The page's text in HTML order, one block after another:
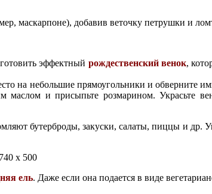
маскарпоне), добавив веточку петрушки и
эффектный рождественский венок,
на небольшие прямоугольники и обверните
и присыпьте розмарином. Украсьте
бутерброды, закуски, салаты, пиццы и др.
ель. Даже если она подается в виде